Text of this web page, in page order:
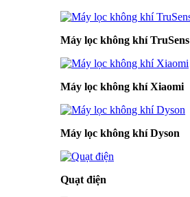
Máy lọc không khí TruSens
Máy lọc không khí Xiaomi
Máy lọc không khí Dyson
Quạt điện